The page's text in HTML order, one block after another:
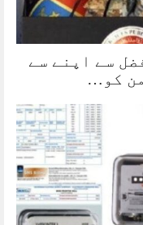
سے اپنے سے
کو…